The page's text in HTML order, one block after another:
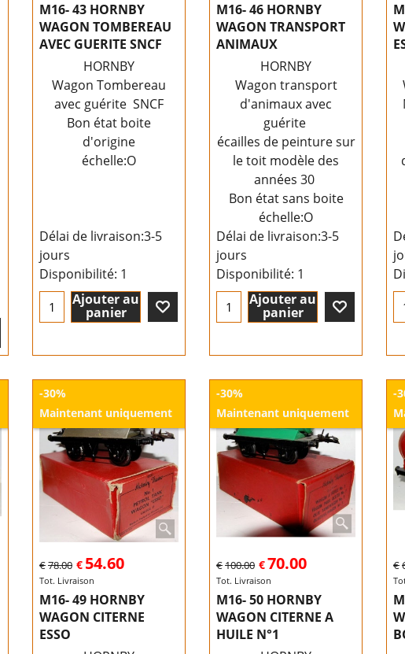
M16- 43 HORNBY
WAGON TOMBEREAU
AVEC GUERITE SNCF
HORNBY
Wagon Tombereau
avec guérite SNCF
Bon état boite
d'origine
échelle:O
Délai de livraison:3-5
jours
Disponibilité: 1
Ajouter au
panier
M16- 46 HORNBY
WAGON TRANSPORT
ANIMAUX
HORNBY
Wagon transport
d'animaux avec
guérite
écailles de peinture sur
le toit modèle des
années 30
Bon état sans boite
échelle:O
Délai de livraison:3-5
jours
Disponibilité: 1
Ajouter au
panier
-30%
Maintenant uniquement
€78.00 € 54.60
Tot. Livraison
M16- 49 HORNBY
WAGON CITERNE
ESSO
-30%
Maintenant uniquement
€100.00 €70.00
Tot. Livraison
M16- 50 HORNBY
WAGON CITERNE A
HUILE N°1
-
€